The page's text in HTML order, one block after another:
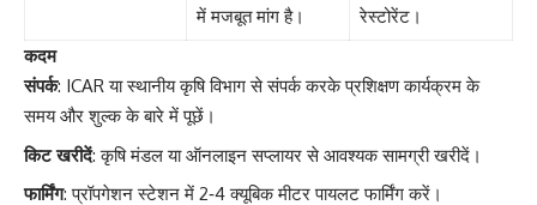
में मजबूत मांग है।
रेस्टोरेंट।
कदम
संपर्क: ICAR या स्थानीय कृषि विभाग से संपर्क करके प्रशिक्षण कार्यक्रम के
समय और शुल्क के बारे में पूछें।
किट खरीदें: कृषि मंडल या ऑनलाइन सप्लायर से आवश्यक सामग्री खरीदें।
फार्मिंग: प्रॉपगेशन स्टेशन में 2‑4 क्यूबिक मीटर पायलट फार्मिंग करें।